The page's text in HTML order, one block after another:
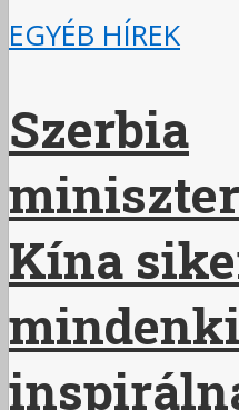
EGYÉB HÍREK
Szerbia
Kína